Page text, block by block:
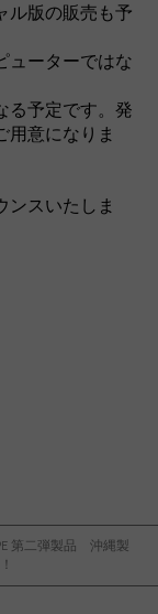
第二弾製品 沖縄製
ル版の販売も予
ューターではな
る予定です。発
用意になりま
ンスいたしま